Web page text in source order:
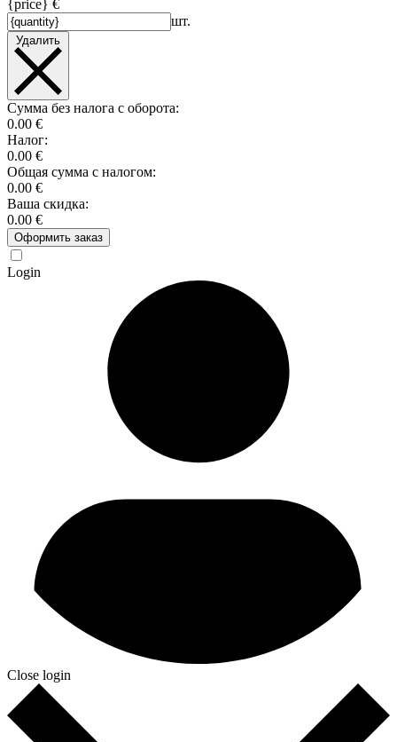
{price} €
шт.
Удалить
Сумма без налога с оборота:
0.00 €
Налог:
0.00 €
Общая сумма с налогом:
0.00 €
Ваша скидка:
0.00 €
Оформить заказ
Login
Close login